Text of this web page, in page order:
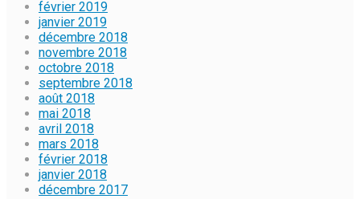
février 2019
janvier 2019
décembre 2018
novembre 2018
octobre 2018
septembre 2018
août 2018
mai 2018
avril 2018
mars 2018
février 2018
janvier 2018
décembre 2017